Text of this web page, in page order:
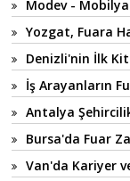
Modev - Mobilya
Yozgat, Fuara
Denizli'nin İlk
İş Arayanların
Antalya
Bursa'da Fuar
Van'da Kariyer